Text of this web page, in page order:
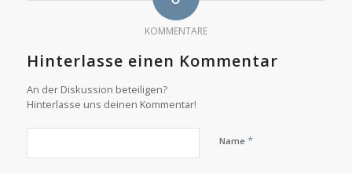
KOMMENTARE
Hinterlasse einen Kommentar
An der Diskussion beteiligen?
Hinterlasse uns deinen Kommentar!
Name *